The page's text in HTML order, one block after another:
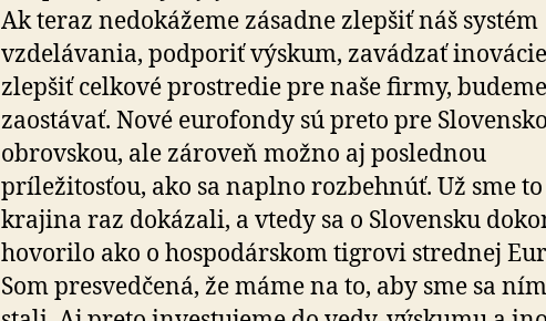
Ak teraz nedokážeme zásadne zlepšiť náš systém
vzdelávania, podporiť výskum, zavádzať
zlepšiť celkové prostredie pre naše firmy, budeme
zaostávať. Nové eurofondy sú preto pre
obrovskou, ale zároveň možno aj poslednou
príležitosťou, ako sa naplno rozbehnúť. Už sme
krajina raz dokázali, a vtedy sa o Slovensku
hovorilo ako o hospodárskom tigrovi strednej
Som presvedčená, že máme na to, aby sme sa